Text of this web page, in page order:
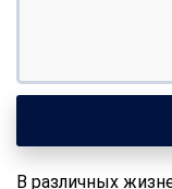
Ваши контакты
В различных